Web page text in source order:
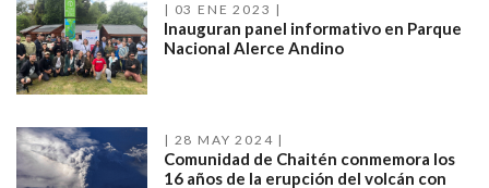
03 ENE 2023
Inauguran panel informativo en Parque
Nacional Alerce Andino
28 MAY 2024
Comunidad de Chaitén conmemora los
16 años de la erupción del volcán con